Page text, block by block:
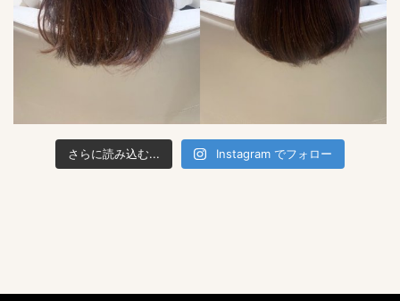
さらに読み込む... Instagram でフォロー